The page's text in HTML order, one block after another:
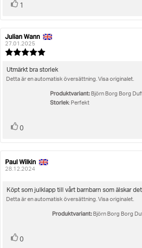
Rösta
1
Recensionsförfattare:
Julian Wann
27.01.2025
utav
Recensionstext:
Utmärkt bra storlek
Detta är en automatisk översättning. Visa originalet.
Produktvariant: Björn Borg Borg
Storlek: Perfekt
Rösta
0
Recensionsförfattare:
Paul Wilkin
28.12.2024
Recensionstext:
Köpt som julklapp till vårt barnbarn som älskar
Detta är en automatisk översättning. Visa originalet.
Produktvariant: Björn Borg Borg
Rösta
0